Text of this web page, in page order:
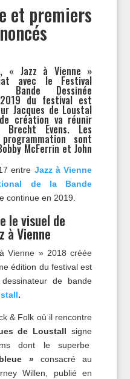
et premiers
« Jazz à Vienne »
avec le Festival
Dessinée
2019 du festival est
Jacques de Loustal
création va réunir
Brecht Evens. Les
sont
McFerrin et John
entre Jazz à Vienne
de la Bande
continue en 2019.
le visuel de
à Vienne
Vienne » 2018 créée
édition du festival est
de bande
.
& Folk où il rencontre
de Loustall signe
dont le superbe
»consacré au
Willen, publié en